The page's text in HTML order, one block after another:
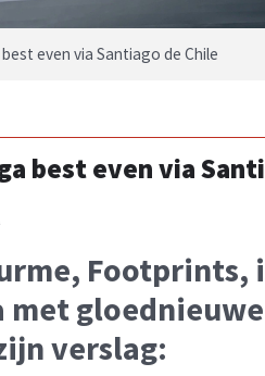
even via Santiago de Chile
best even via
verslag: